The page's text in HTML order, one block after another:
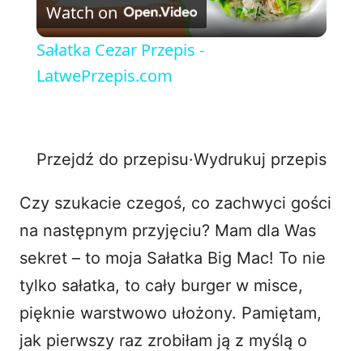
l
V
i
d
e
Watch on
Sałatka Cezar Przepis -
LatwePrzepis.com
Przejdź do przepisu·Wydrukuj przepis
Czy szukacie czegoś, co zachwyci gości
na następnym przyjęciu? Mam dla Was
sekret – to moja Sałatka Big Mac! To nie
tylko sałatka, to cały burger w misce,
pięknie warstwowo ułożony. Pamiętam,
jak pierwszy raz zrobiłam ją z myślą o